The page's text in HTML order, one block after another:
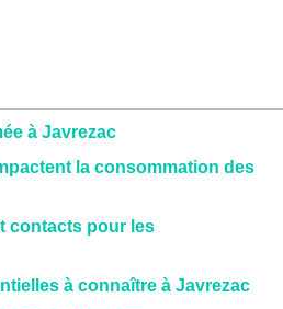
à Javrezac
la consommation des
contacts pour les
à connaître à Javrezac